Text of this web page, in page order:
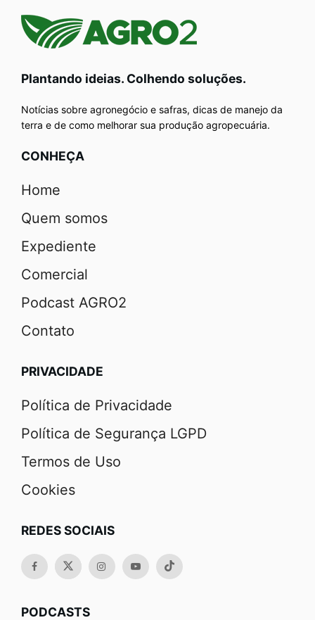
Plantando ideias. Colhendo soluções.
Notícias sobre agronegócio e safras, dicas de manejo da
terra e de como melhorar sua produção agropecuária.
CONHEÇA
Home
Quem somos
Expediente
Comercial
Podcast AGRO2
Contato
PRIVACIDADE
Política de Privacidade
Política de Segurança LGPD
Termos de Uso
Cookies
REDES SOCIAIS
PODCASTS